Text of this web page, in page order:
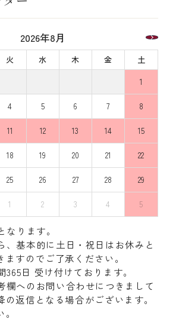
2026年8月
火 水 木 金
土
1
4 5 6 7 8
11 12 13 14 15
18 19 20 21 22
25 26 27 28 29
1 2 3 4 5
なります。
基本的に土日・祝日はお休みと
ますのでご了承ください。
日 受け付けております。
へのお問い合わせにつきまして
の返信となる場合がございます。